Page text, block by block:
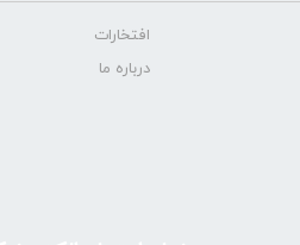
افتخارات
درباره ما